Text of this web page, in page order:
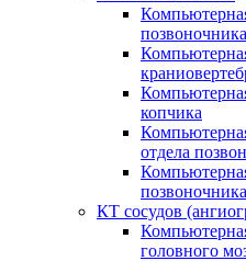
позвоночника
копчика
отдела
позвоночника
КТ сосудов
головного